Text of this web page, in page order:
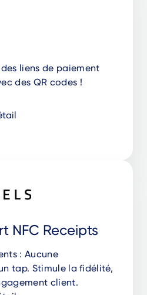
liens de paiement
des QR codes !
NFC Receipts
: Aucune
tap. Stimule la fidélité,
client.